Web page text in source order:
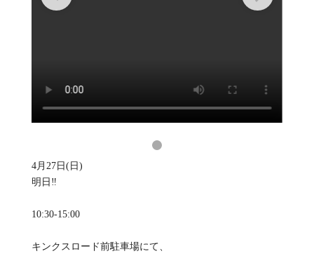
4月27日(日)
明日‼️
10:30-15:00
キンクスロード前駐車場にて、